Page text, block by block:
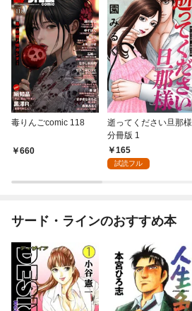
毒りんごcomic 118
660
逝ってください旦那様
分冊版 1
165
試読フル
サード・ラインのおすすめ本